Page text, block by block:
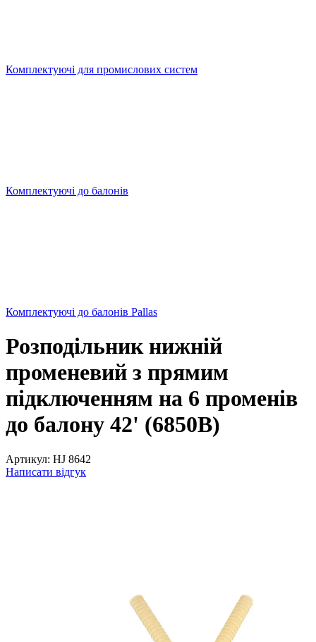
Комплектуючі для промислових систем
Комплектуючі до балонів
Комплектуючі до балонів Pallas
Розподільник нижній
променевий з прямим
підключенням на 6 променів
до балону 42' (6850B)
Артикул: HJ 8642
Написати відгук